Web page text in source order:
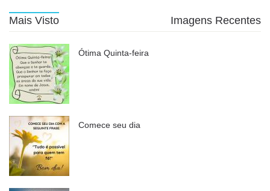
Mais Visto Imagens Recentes
Ótima Quinta-feira
Comece seu dia